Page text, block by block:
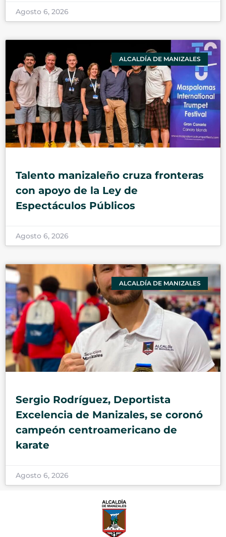
Agosto 6, 2026
ALCALDÍA DE MANIZALES
Talento manizaleño cruza fronteras
con apoyo de la Ley de
Espectáculos Públicos
Agosto 6, 2026
ALCALDÍA DE MANIZALES
Sergio Rodríguez, Deportista
Excelencia de Manizales, se coronó
campeón centroamericano de
karate
Agosto 6, 2026